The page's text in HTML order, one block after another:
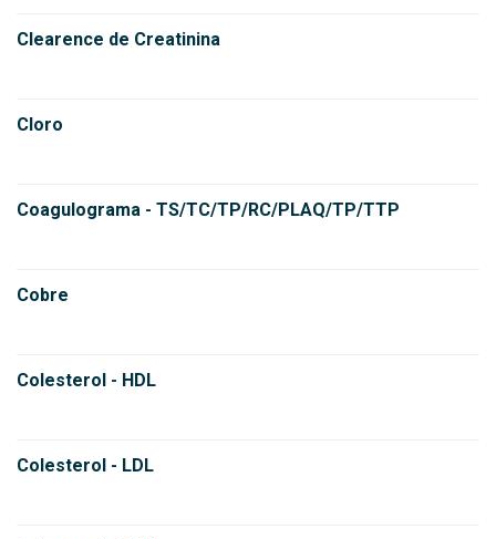
Clearence de Creatinina
Cloro
Coagulograma - TS/TC/TP/RC/PLAQ/TP/TTP
Cobre
Colesterol - HDL
Colesterol - LDL